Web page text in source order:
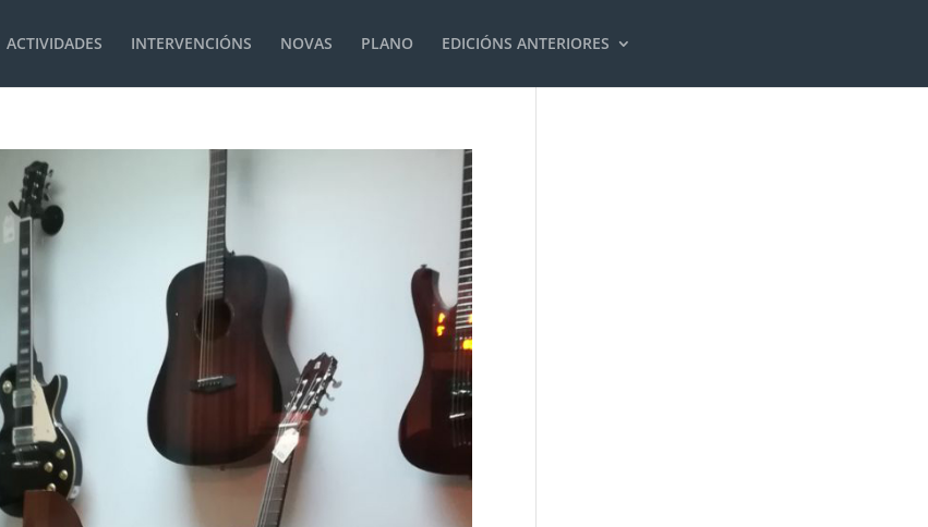
ACTIVIDADES INTERVENCIÓNS NOVAS PLANO EDICIÓNS ANTERIORES